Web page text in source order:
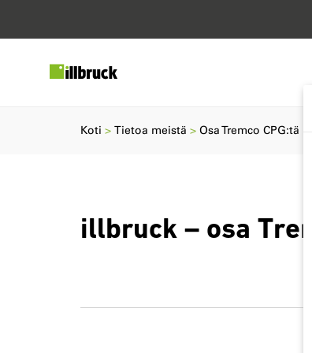
illbruck – osa
Koti Tietoa meistä Osa Tremco CPG:tä